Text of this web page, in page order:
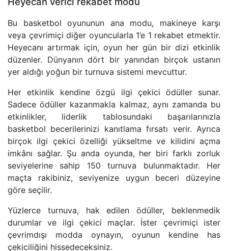
Bu basketbol oyununun ana modu, makineye karşı
veya çevrimiçi diğer oyuncularla 1’e 1 rekabet etmektir.
Heyecanı artırmak için, oyun her gün bir dizi etkinlik
düzenler. Dünyanın dört bir yanından birçok ustanın
yer aldığı yoğun bir turnuva sistemi mevcuttur.
Her etkinlik kendine özgü ilgi çekici ödüller sunar.
Sadece ödüller kazanmakla kalmaz, aynı zamanda bu
etkinlikler, liderlik tablosundaki başarılarınızla
basketbol becerilerinizi kanıtlama fırsatı verir. Ayrıca
birçok ilgi çekici özelliği yükseltme ve kilidini açma
imkânı sağlar. Şu anda oyunda, her biri farklı zorluk
seviyelerine sahip 150 turnuva bulunmaktadır. Her
maçta rakibiniz, seviyenize uygun beceri düzeyine
göre seçilir.
Yüzlerce turnuva, hak edilen ödüller, beklenmedik
durumlar ve ilgi çekici maçlar. İster çevrimiçi ister
çevrimdışı modda oynayın, oyunun kendine has
çekiciliğini hissedeceksiniz.